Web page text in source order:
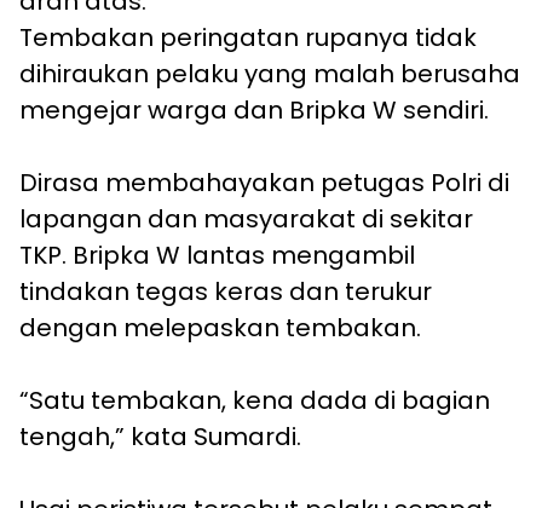
Tembakan peringatan rupanya tidak
dihiraukan pelaku yang malah berusaha
mengejar warga dan Bripka W sendiri.
Dirasa membahayakan petugas Polri di
lapangan dan masyarakat di sekitar
TKP. Bripka W lantas mengambil
tindakan tegas keras dan terukur
dengan melepaskan tembakan.
“Satu tembakan, kena dada di bagian
tengah,” kata Sumardi.